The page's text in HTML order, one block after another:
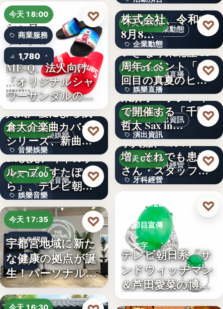
今天 18:00
商業服務
1,780
ME-Q、法人向け
「オリジナルシャ
ワーサンダルの
OEM制…
♡
音樂娛樂
今天 18:00
音樂娛樂
1位
人気声優による浅
倉大介楽曲カバー
シリーズ、新曲が
配信チャ…
♡
娛樂音樂
今天 18:00
娛樂音樂
4
2.5次元アイドルグ
ループ「すたぽ
ら」、テレビ朝日
系全国…
♡
今天 17:35
健身開幕
文字
宇都宮地域に新た
な健康の拠点が誕
生！パーソナルジ
ム「…
♡
300人
…
企業動態
今天 05:00
企業動態
文字
Internnect Group
株式会社、令和8年
8月8…
♡
娛樂直播
今天 05:00
娛樂直播
11
いぎなり東北産 11
周年イベント「11
回目の真夏のヒロ
イ…
♡
演出資訊
今天 05:00
演出資訊
3
東京オペラシティ
で開催する「千野
哲太 Sax in…
♡
牙科經營
今天 04:38
牙科經營
求人難、コスト
増。それでも患者
さん・スタッフ・
院長を豊か…
♡
今天 04:28
節目宣傳
文字
テレビ朝日系「サ
ンドウィッチマン
＆芦田愛菜の博士
ちゃん」…
♡